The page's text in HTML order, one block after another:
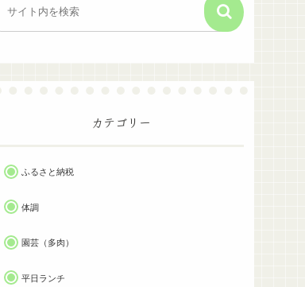
カテゴリー
ふるさと納税
体調
園芸（多肉）
平日ランチ